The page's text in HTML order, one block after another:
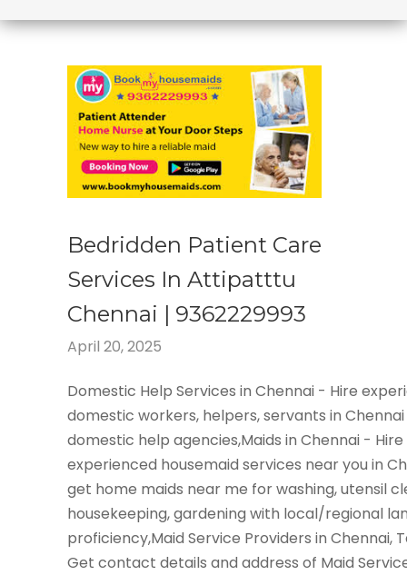
Bedridden Patient Care
Services In Attipatttu
Chennai | 9362229993
April 20, 2025
Domestic Help Services in Chennai - Hire
domestic workers, helpers, servants in
domestic help agencies,Maids in Chennai - Hire
experienced housemaid services near you in
get home maids near me for washing, utensil
housekeeping, gardening with local/regional
proficiency,Maid Service Providers in Chennai,
Get contact details and address of Maid